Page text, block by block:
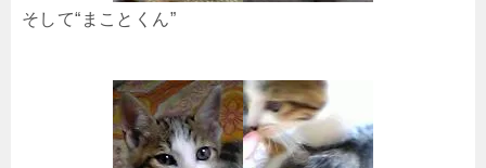
そして“まことくん”